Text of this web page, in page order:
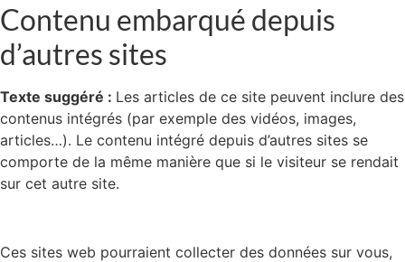
Contenu embarqué depuis
d’autres sites
Texte suggéré : Les articles de ce site peuvent inclure des
contenus intégrés (par exemple des vidéos, images,
articles…). Le contenu intégré depuis d’autres sites se
comporte de la même manière que si le visiteur se rendait
sur cet autre site.
Ces sites web pourraient collecter des données sur vous,